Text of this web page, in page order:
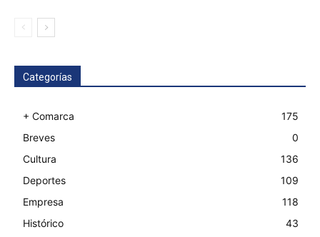
Categorías
+ Comarca
175
Breves
0
Cultura
136
Deportes
109
Empresa
118
Histórico
43